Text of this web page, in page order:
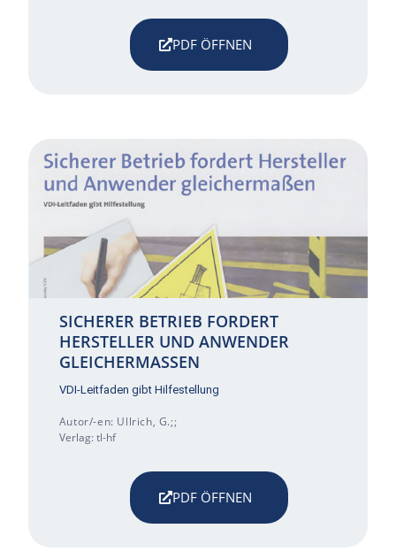
PDF ÖFFNEN
SICHERER BETRIEB FORDERT
HERSTELLER UND ANWENDER
GLEICHERMASSEN
VDI-Leitfaden gibt Hilfestellung
Autor/-en: Ullrich, G.;;
Verlag: tl-hf
PDF ÖFFNEN